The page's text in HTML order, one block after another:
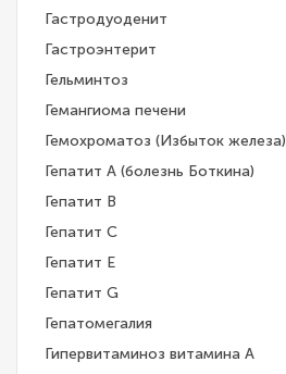
Гастродуоденит
Гастроэнтерит
Гельминтоз
Гемангиома печени
Гемохроматоз (Избыток железа)
Гепатит A (болезнь Боткина)
Гепатит B
Гепатит C
Гепатит E
Гепатит G
Гепатомегалия
Гипервитаминоз витамина A